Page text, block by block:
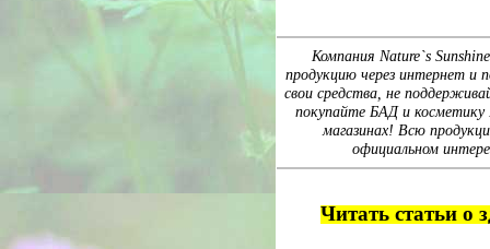
Компания Nature`s
продукцию через интернет и
свои средства, не
покупайте БАД и
магазинах! Всю
официальном
Читать статьи о